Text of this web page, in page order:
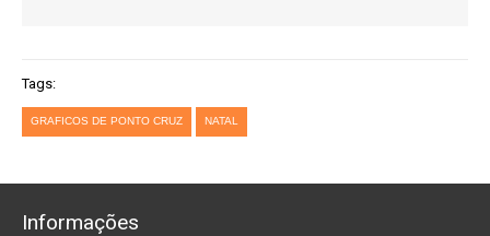
Tags:
GRAFICOS DE PONTO CRUZ NATAL
Informações